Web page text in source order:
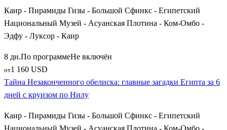
Каир - Пирамиды Гизы - Большой Сфинкс - Египетский
Национальный Музей - Асуанская Плотина - Ком-Омбо -
Эдфу - Луксор - Каир
8 дн.По программеНе включён
от1 160 USD
Тайна Незаконченного обелиска: главные загадки Египта за 6
дней с круизом по Нилу
Каир - Пирамиды Гизы - Большой Сфинкс - Египетский